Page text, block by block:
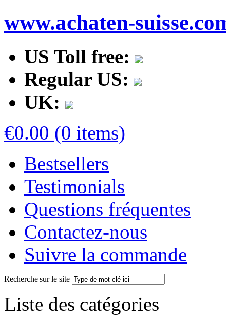
www.achaten-
US Toll free:
Regular US:
UK:
€0.00 (0 items)
Bestsellers
Testimonials
Questions fréquentes
Contactez-nous
Suivre la commande
Recherche sur le site
Liste des catégories